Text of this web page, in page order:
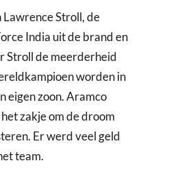
Stroll, de
India uit de brand en
Stroll de meerderheid
worden in
eigen zoon. Aramco
zakje om de droom
Er werd veel geld
team.